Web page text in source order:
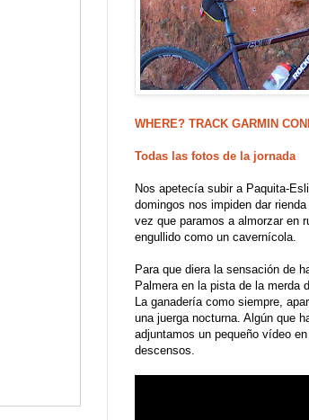
WHERE? TRACK GARMIN
Todas las fotos de la jornada
Nos apetecía subir a Paquita-
domingos nos impiden dar
vez que paramos a almorzar en
engullido como un cavernícola.
Para que diera la sensación de
Palmera en la pista de la merda
La ganadería como siempre,
una juerga nocturna. Algún que
adjuntamos un pequeño vídeo
descensos.